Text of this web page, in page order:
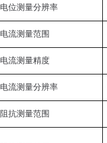
电位测量分辨率
电流测量范围
电流测量精度
电流测量分辨率
阻抗测量范围